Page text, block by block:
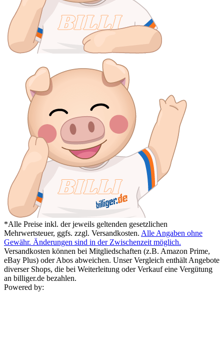
*Alle Preise inkl. der jeweils geltenden gesetzlichen
Mehrwertsteuer, ggfs. zzgl. Versandkosten. Alle Angaben ohne
Gewähr. Änderungen sind in der Zwischenzeit möglich.
Versandkosten können bei Mitgliedschaften (z.B. Amazon Prime,
eBay Plus) oder Abos abweichen. Unser Vergleich enthält Angebote
diverser Shops, die bei Weiterleitung oder Verkauf eine Vergütung
an billiger.de bezahlen.
Powered by: